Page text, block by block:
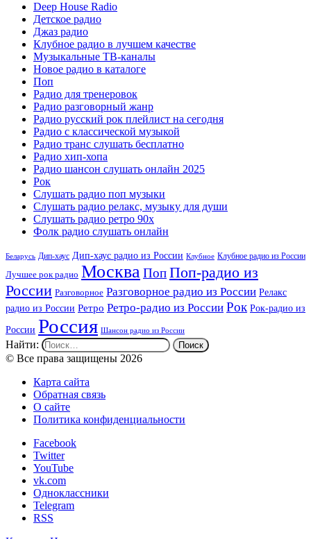
Deep House Radio
Детское радио
Джаз радио
Клубное радио в лучшем качестве
Музыкальные ТВ-каналы
Новое радио в каталоге
Поп
Радио для тренеровок
Радио разговорный жанр
Радио русский рок плейлист на сегодня
Радио с классической музыкой
Радио транс слушать бесплатно
Радио хип-хопа
Радио шансон слушать онлайн 2025
Рок
Слушать радио поп музыки
Слушать радио релакс, музыку для души
Слушать радио ретро 90х
Фолк радио слушать онлайн
Беларусь Дип-хаус Дип-хаус радио из России Клубное Клубное радио из России
Лучшее рок радио МоскваПопПоп-радио из
России Разговорное Разговорное радио из России Релакс
радио из России Ретро Ретро-радио из России Рок Рок-радио из
России Россия Шансон радио из России
Найти:
© Все права защищены 2026
Карта сайта
Обратная связь
О сайте
Политика конфиденциальности
Facebook
Twitter
YouTube
vk.com
Одноклассники
Telegram
RSS